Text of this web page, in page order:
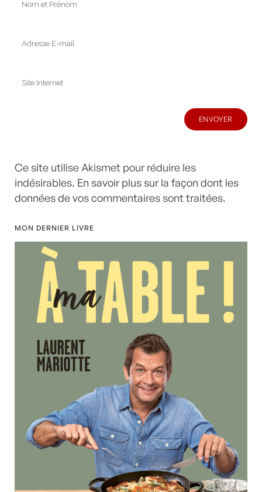
Ce site utilise Akismet pour réduire les
indésirables. En savoir plus sur la façon dont les
données de vos commentaires sont traitées.
MON DERNIER LIVRE